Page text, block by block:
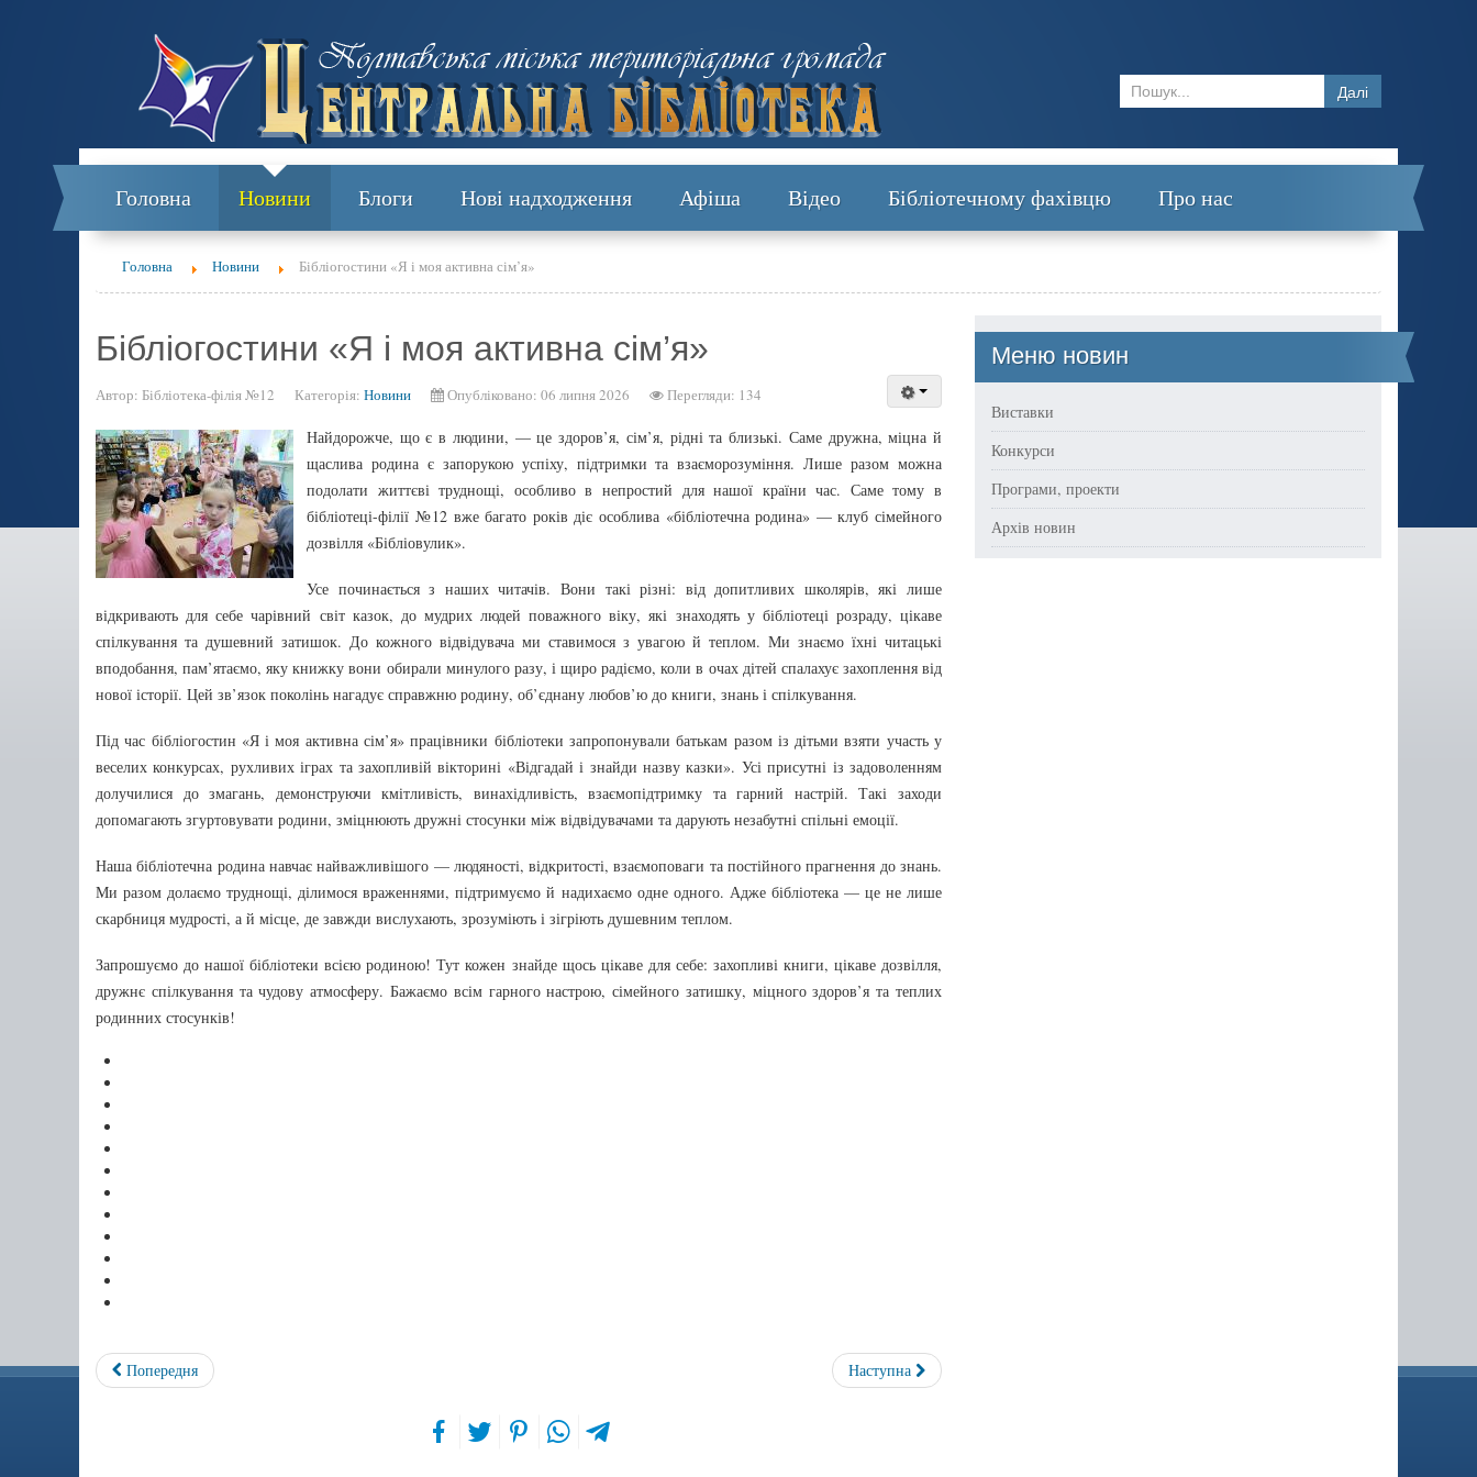
Далі
Головна Новини Блоги Нові надходження Афіша Відео Бібліотечному фахівцю Про нас
Головна Новини Бібліогостини «Я і моя активна сім’я»
Бібліогостини «Я і моя активна сім’я»
Автор: Бібліотека-філія №12 Категорія: Новини Опубліковано: 06 липня 2026 Перегляди: 134
Найдорожче, що є в людини, — це здоров’я, сім’я, рідні та близькі. Саме дружна, міцна й
щаслива родина є запорукою успіху, підтримки та взаєморозуміння. Лише разом можна
подолати життєві труднощі, особливо в непростий для нашої країни час. Саме тому в
бібліотеці-філії №12 вже багато років діє особлива «бібліотечна родина» — клуб сімейного
дозвілля «Бібліовулик».
Усе починається з наших читачів. Вони такі різні: від допитливих школярів, які лише
відкривають для себе чарівний світ казок, до мудрих людей поважного віку, які знаходять у бібліотеці розраду, цікаве
спілкування та душевний затишок. До кожного відвідувача ми ставимося з увагою й теплом. Ми знаємо їхні читацькі
вподобання, пам’ятаємо, яку книжку вони обирали минулого разу, і щиро радіємо, коли в очах дітей спалахує захоплення від
нової історії. Цей зв’язок поколінь нагадує справжню родину, об’єднану любов’ю до книги, знань і спілкування.
Під час бібліогостин «Я і моя активна сім’я» працівники бібліотеки запропонували батькам разом із дітьми взяти участь у
веселих конкурсах, рухливих іграх та захопливій вікторині «Відгадай і знайди назву казки». Усі присутні із задоволенням
долучилися до змагань, демонструючи кмітливість, винахідливість, взаємопідтримку та гарний настрій. Такі заходи
допомагають згуртовувати родини, зміцнюють дружні стосунки між відвідувачами та дарують незабутні спільні емоції.
Наша бібліотечна родина навчає найважливішого — людяності, відкритості, взаємоповаги та постійного прагнення до знань.
Ми разом долаємо труднощі, ділимося враженнями, підтримуємо й надихаємо одне одного. Адже бібліотека — це не лише
скарбниця мудрості, а й місце, де завжди вислухають, зрозуміють і зігріють душевним теплом.
Запрошуємо до нашої бібліотеки всією родиною! Тут кожен знайде щось цікаве для себе: захопливі книги, цікаве дозвілля,
дружнє спілкування та чудову атмосферу. Бажаємо всім гарного настрою, сімейного затишку, міцного здоров’я та теплих
родинних стосунків!
Попередня Наступна
Меню новин
Виставки
Конкурси
Програми, проекти
Архів новин